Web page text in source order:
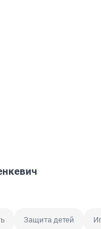
Защита детей